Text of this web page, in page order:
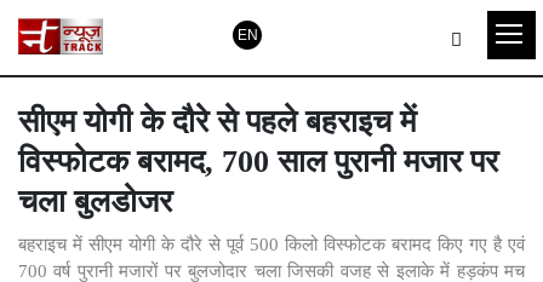
EN
सीएम योगी के दौरे से पहले बहराइच में
विस्फोटक बरामद, 700 साल पुरानी मजार पर
चला बुलडोजर
बहराइच में सीएम योगी के दौरे से पूर्व 500 किलो विस्फोटक बरामद किए गए है एवं
700 वर्ष पुरानी मजारों पर बुलजोदार चला जिसकी वजह से इलाके में हड़कंप मच